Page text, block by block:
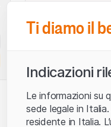
Ti diamo il
Indicazioni
Le informazioni su
sede legale in
residente in Italia.